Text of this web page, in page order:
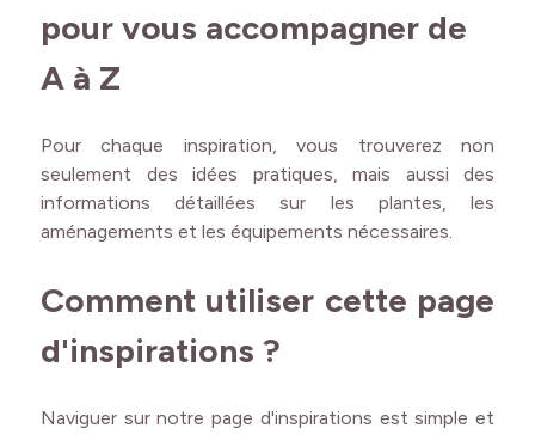
pour vous accompagner de
A à Z
Pour chaque inspiration, vous trouverez non
seulement des idées pratiques, mais aussi des
informations détaillées sur les plantes, les
aménagements et les équipements nécessaires.
Comment utiliser cette page
d'inspirations ?
Naviguer sur notre page d'inspirations est simple et